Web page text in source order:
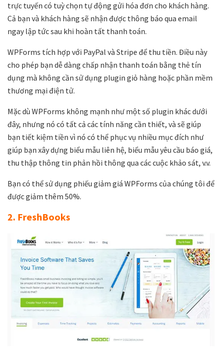
trực tuyến có tuỳ chọn tự động gửi hóa đơn cho khách hàng.
Cả bạn và khách hàng sẽ nhận được thông báo qua email
ngay lập tức sau khi hoàn tất thanh toán.
WPForms tích hợp với PayPal và Stripe để thu tiền. Điều này
cho phép bạn dễ dàng chấp nhận thanh toán bằng thẻ tín
dụng mà không cần sử dụng plugin giỏ hàng hoặc phần mềm
thương mại điện tử.
Mặc dù WPForms không mạnh như một số plugin khác dưới
đây, nhưng nó có tất cả các tính năng cần thiết, và sẽ giúp
bạn tiết kiệm tiền vì nó có thể phục vụ nhiều mục đích như
giúp bạn xây dựng biểu mẫu liên hệ, biểu mẫu yêu cầu báo giá,
thu thập thông tin phản hồi thông qua các cuộc khảo sát, v.v.
Bạn có thể sử dụng phiếu giảm giá WPForms của chúng tôi để
được giảm thêm 50%.
2. FreshBooks